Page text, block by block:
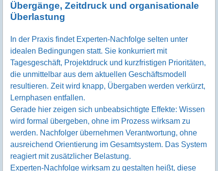
Übergänge, Zeitdruck und organisationale
Überlastung
In der Praxis findet Experten-Nachfolge selten unter
idealen Bedingungen statt. Sie konkurriert mit
Tagesgeschäft, Projektdruck und kurzfristigen Prioritäten,
die unmittelbar aus dem aktuellen Geschäftsmodell
resultieren. Zeit wird knapp, Übergaben werden verkürzt,
Lernphasen entfallen.
Gerade hier zeigen sich unbeabsichtigte Effekte: Wissen
wird formal übergeben, ohne im Prozess wirksam zu
werden. Nachfolger übernehmen Verantwortung, ohne
ausreichend Orientierung im Gesamtsystem. Das System
reagiert mit zusätzlicher Belastung.
Experten-Nachfolge wirksam zu gestalten heißt, diese